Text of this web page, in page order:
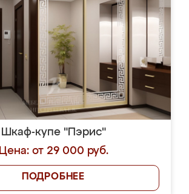
Шкаф-купе "Пэрис"
Цена: от 29 000 руб.
ПОДРОБНЕЕ